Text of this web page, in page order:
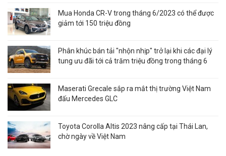
Mua Honda CR-V trong tháng 6/2023 có thể được
giảm tới 150 triệu đồng
Phân khúc bán tải "nhộn nhịp" trở lại khi các đại lý
tung ưu đãi tới cả trăm triệu đồng trong tháng 6
Maserati Grecale sắp ra mắt thị trường Việt Nam
đấu Mercedes GLC
Toyota Corolla Altis 2023 nâng cấp tại Thái Lan,
chờ ngày về Việt Nam